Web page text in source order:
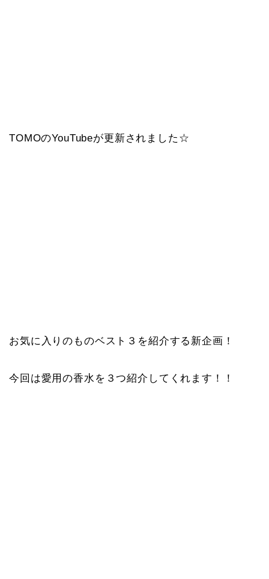
TOMOのYouTubeが更新されました☆
お気に入りのものベスト３を紹介する新企画！
今回は愛用の香水を３つ紹介してくれます！！